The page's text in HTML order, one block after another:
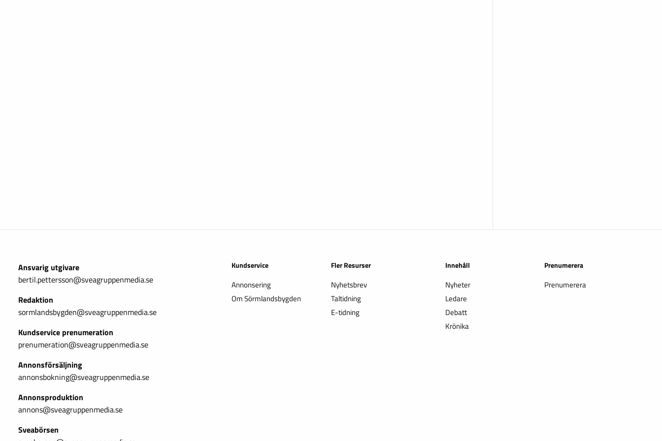
Ansvarig utgivare
bertil.pettersson@sveagruppenmedia.se
Redaktion
sormlandsbygden@sveagruppenmedia.se
Kundservice prenumeration
prenumeration@sveagruppenmedia.se
Annonsförsäljning
annonsbokning@sveagruppenmedia.se
Annonsproduktion
annons@sveagruppenmedia.se
Sveabörsen
Kundservice
Annonsering
Om Sörmlandsbygden
Fler Resurser
Nyhetsbrev
Taltidning
E-tidning
Innehåll
Nyheter
Ledare
Debatt
Krönika
Prenumerera
Prenumerera